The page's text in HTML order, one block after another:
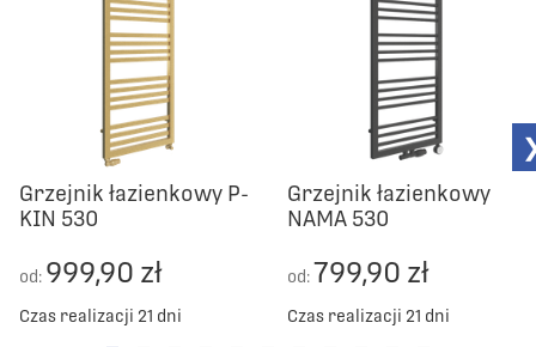
Grzejnik łazienkowy P-
KIN 530
od: 999,90 zł
Czas realizacji 21 dni
Grzejnik łazienkowy
NAMA 530
od:799,90 zł
Czas realizacji 21 dni